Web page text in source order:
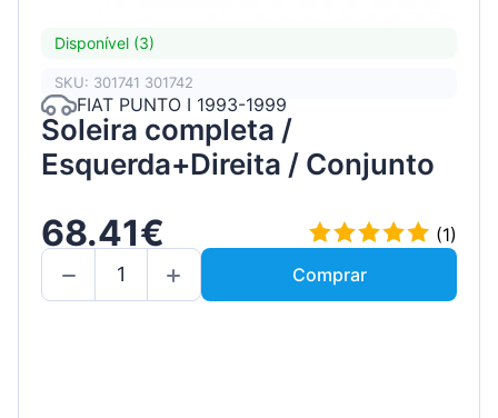
Disponível (3)
SKU: 301741 301742
FIAT PUNTO I 1993-1999
Soleira completa /
Esquerda+Direita / Conjunto
68.41€
(1)
Comprar